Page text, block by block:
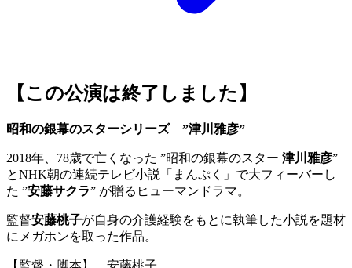
【この公演は終了しました】
昭和の銀幕のスターシリーズ ”津川雅彦”
2018年、78歳で亡くなった ”昭和の銀幕のスター 津川雅彦”
とNHK朝の連続テレビ小説「まんぷく」で大フィーバーし
た ”安藤サクラ” が贈るヒューマンドラマ。
監督安藤桃子が自身の介護経験をもとに執筆した小説を題材
にメガホンを取った作品。
【監督・脚本】 安藤桃子